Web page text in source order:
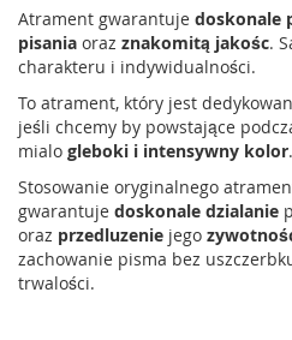
Atrament gwarantuje doskonale
pisania oraz znakomitą jakośc.
charakteru i indywidualności.
To atrament, który jest
jeśli chcemy by powstające
mialo gleboki i intensywny kolor.
Stosowanie oryginalnego
gwarantuje doskonale dzialanie
oraz przedluzenie jego
zachowanie pisma bez
trwalości.